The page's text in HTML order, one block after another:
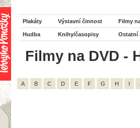
Plakáty Výstavní činnost Filmy
Hudba Knihy/časopisy Ostatní
Filmy na DVD -
A B C D E F G H I